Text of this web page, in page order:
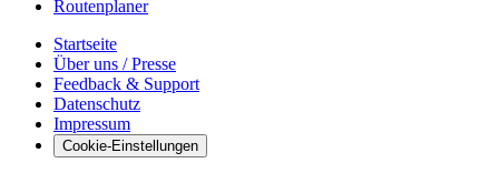
Routenplaner
Startseite
Über uns / Presse
Feedback & Support
Datenschutz
Impressum
Cookie-Einstellungen